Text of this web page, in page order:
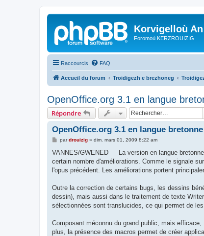
Korvigelloù An
Foromoù KERZROUIZIG
Raccourcis FAQ
Accueil du forum Troidigezh e brezhoneg
OpenOffice.org 3.1 en langue
Répondre
OpenOffice.org 3.1 en langue
M
s
a
g
e
pardrouizig» dim. mars 01, 2009 8:22 am
VANNES/GWENED — La version en langue
certain nombre d'améliorations. Comme le signale
l'opus précédent. Les améliorations portent
Outre la correction de certains bugs, les dessins
dessin), mais aussi dans le traitement de texte
sélectionnées sont translucides, ce qui permet de
Composant méconnu du grand public, mais
plus, la présence des macros permet de créer